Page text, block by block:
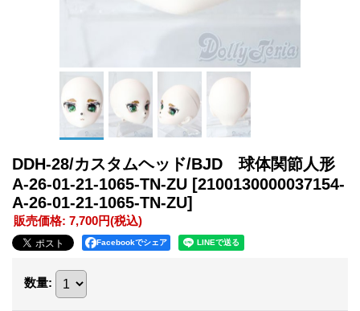
DDH-28/カスタムヘッド/BJD 球体関節人形
A-26-01-21-1065-TN-ZU [2100130000037154-
A-26-01-21-1065-TN-ZU]
販売価格: 7,700円(税込)
Facebookでシェア
数量: